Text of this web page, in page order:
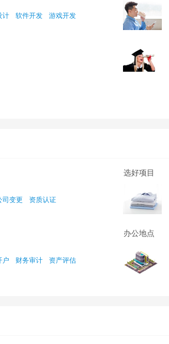
计 软件开发
游戏开发
司变更
资质认证
户 财务审计
资产评估
选好项目
办公地点